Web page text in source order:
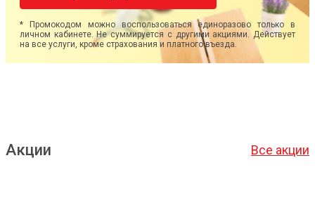
* Промокодом можно воспользоваться единоразово только в
личном кабинете. Не суммируется с другими акциями. Действует
на все услуги, кроме страхования и платного въезда.
Акции Все акции